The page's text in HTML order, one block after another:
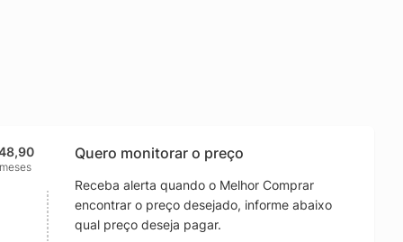
Quero monitorar o preço
Receba alerta quando o Melhor Comprar
encontrar o preço desejado, informe abaixo
qual preço deseja pagar.